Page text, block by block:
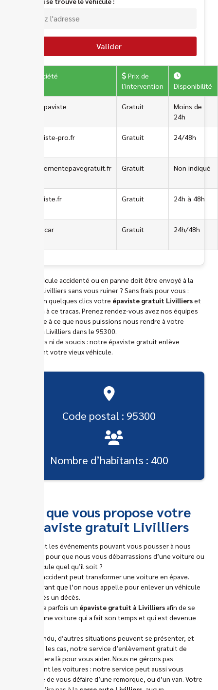
Valider
Société
Prix de
l'intervention
Disponibilité
ERA Epaviste Gratuit
Moins de
24h
lepaviste-pro.fr Gratuit 24/48h
enlevementepavegratuit.fr Gratuit Non indiqué
lepaviste.fr Gratuit 24h à 48h
Manocar Gratuit 24h/48h
Votre véhicule accidenté ou en panne doit être envoyé à la
casse de Livilliers sans vous ruiner ? Sans frais pour vous :
trouvez en quelques clics votre épaviste gratuit Livillierset
mettez fin à ce tracas. Prenez rendez-vous avez nos équipes
de manière à ce que nous puissions nous rendre à votre
adresse, à Livilliers dans le 95300.
Pas de frais ni de soucis : notre épaviste gratuit enlève
rapidement votre vieux véhicule.
Code postal : 95300
Nombre d’habitants : 400
Ce que vous propose votre
épaviste gratuit Livilliers
Quels sont les événements pouvant vous pousser à nous
contacter pour que nous vous débarrassions d’une voiture ou
d’un véhicule quel qu’il soit ?
Un grave accident peut transformer une voiture en épave.
Il est courant que l’on nous appelle pour enlever un véhicule
laissé après un décès.
On appelle parfois un épaviste gratuit à Livilliers afin de se
défaire d’une voiture qui a fait son temps et qui est devenue
Bien entendu, d’autres situations peuvent se présenter, et
dans tous les cas, notre service d’enlèvement gratuit de
véhicule sera là pour vous aider. Nous ne gérons pas
uniquement les voitures : notre service peut aussi vous
permettre de vous défaire d’une remorque, ou d’un van. Votre